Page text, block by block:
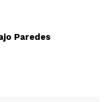
Paredes